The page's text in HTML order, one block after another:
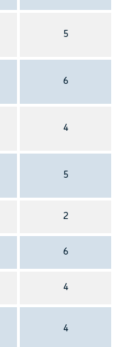
5
6
4
5
2
6
4
4